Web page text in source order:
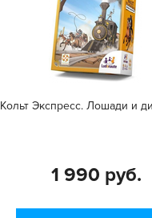
Кольт Экспресс. Лошади и
1 990 руб.